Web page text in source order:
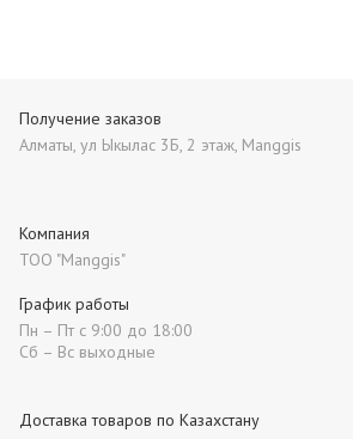
Получение заказов
Алматы, ул Ыкылас 3Б, 2 этаж, Manggis
Компания
ТОО "Manggis"
Доставка товаров по Казахстану
График работы
Пн – Пт с 9:00 до 18:00
Сб – Вс выходные